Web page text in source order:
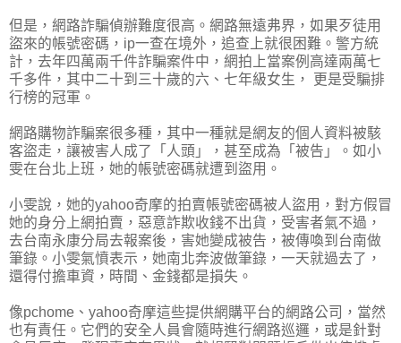
但是，網路詐騙偵辦難度很高。網路無遠弗界，如果歹徒用
盜來的帳號密碼，ip一查在境外，追查上就很困難。警方統
計，去年四萬兩千件詐騙案件中，網拍上當案例高達兩萬七
千多件，其中二十到三十歲的六、七年級女生， 更是受騙排
行榜的冠軍。
網路購物詐騙案很多種，其中一種就是網友的個人資料被駭
客盜走，讓被害人成了「人頭」，甚至成為「被告」。如小
雯在台北上班，她的帳號密碼就遭到盜用。
小雯說，她的yahoo奇摩的拍賣帳號密碼被人盜用，對方假冒
她的身分上網拍賣，惡意詐欺收錢不出貨，受害者氣不過，
去台南永康分局去報案後，害她變成被告，被傳喚到台南做
筆錄。小雯氣憤表示，她南北奔波做筆錄，一天就過去了，
還得付擔車資，時間、金錢都是損失。
像pchome、yahoo奇摩這些提供網購平台的網路公司，當然
也有責任。它們的安全人員會隨時進行網路巡邏，或是針對